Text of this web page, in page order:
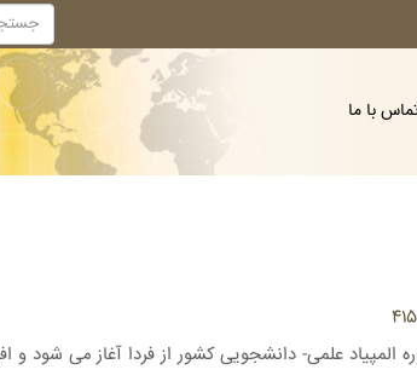
با ما
کارشناسی ‌ارشد ناپیوسته سال ۱۴۰۴ و سی‌امین دوره المپیاد علمی- دانشجویی کشور